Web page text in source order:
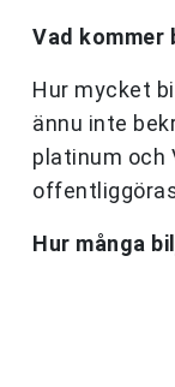
Vad
Hur mycket
ännu inte
platinum och
Hur många